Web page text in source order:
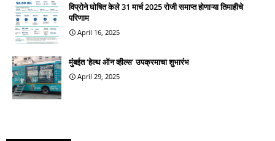
विप्रोने घोषित केले 31 मार्च 2025 रोजी समाप्त होणाऱ्या तिमाहीचे
परिणाम
April 16, 2025
मुंबईत ‘हेल्थ ऑन व्हील्स’ उपक्रमाचा शुभारंभ
April 29, 2025